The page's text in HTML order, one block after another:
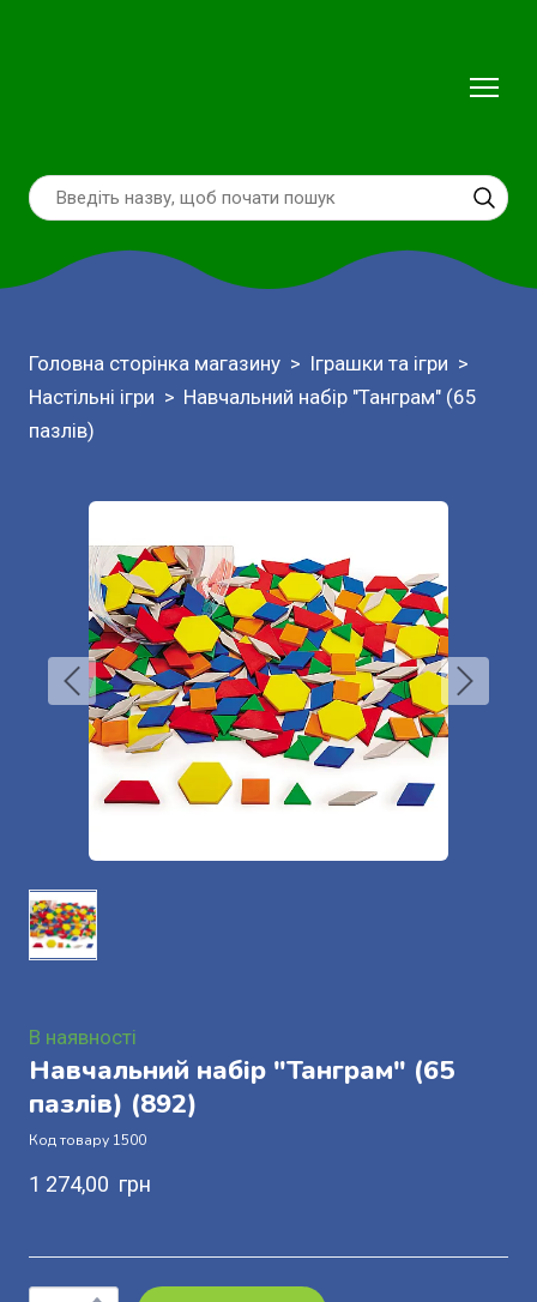
Головна сторінка магазину
Іграшки та ігри
Настільні ігри
Навчальний набір "Танграм" (65
пазлів)
В наявності
Навчальний набір "Танграм" (65
пазлів) (892)
Код товару 1500
1 274,00  грн